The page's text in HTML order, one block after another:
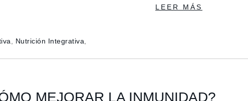
LEER MÁS
, Nutrición Integrativa,
MEJORAR LA INMUNIDAD?